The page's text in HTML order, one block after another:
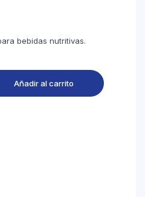
bebidas nutritivas.
Añadir al carrito